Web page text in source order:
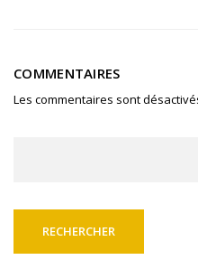
COMMENTAIRES
Les commentaires sont